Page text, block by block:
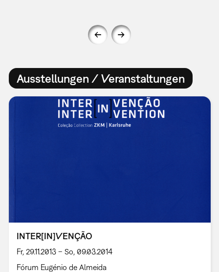
Ausstellungen / Veranstaltungen
INTER[IN]VENÇÃO
Fr, 29.11.2013 – So, 09.03.2014
Fórum Eugénio de Almeida